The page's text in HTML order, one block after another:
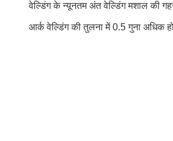
वेल्डिंग के न्यूनतम अंत वेल्डिंग मशाल की
आर्क वेल्डिंग की तुलना में 0.5 गुना अधिक